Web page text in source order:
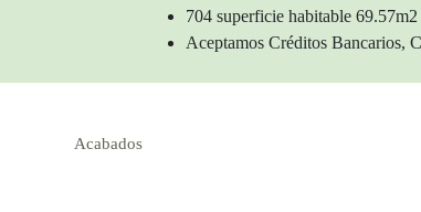
704 superficie habitable
Aceptamos Créditos
Acabados